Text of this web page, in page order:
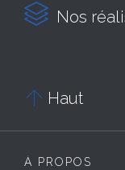
 Nos
 Haut
À PROPOS